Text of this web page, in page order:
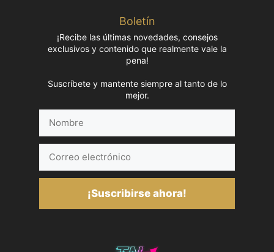
Boletín
¡Recibe las últimas novedades, consejos
exclusivos y contenido que realmente vale la
pena!
Suscríbete y mantente siempre al tanto de lo
mejor.
electrónico
¡Suscribirse ahora!